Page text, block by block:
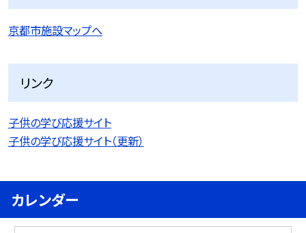
京都市施設マップへ
リンク
子供の学び応援サイト
子供の学び応援サイト（更新）
カレンダー